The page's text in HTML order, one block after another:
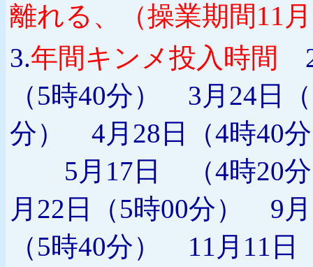
離れる、（操業期間11
3.年間キンメ投入時間
（5時40分） 3月24日
分） 4月28日（4時40
5月17日 （4時20分
月22日（5時00分） 9
（5時40分） 11月11日